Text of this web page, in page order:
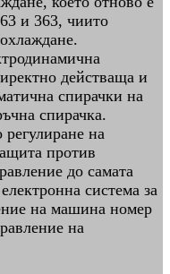
и 363, чиито
действаща и
спирачки на
спирачка.
на
против
до самата
система за
на машина номер
на